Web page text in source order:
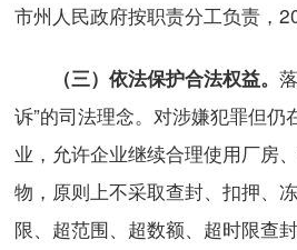
市州人民政府按职责分工负责，
（三）依法保护合法权益。
诉”的司法理念。对涉嫌犯罪但仍
业，允许企业继续合理使用厂房
物，原则上不采取查封、扣押、
限、超范围、超数额、超时限查